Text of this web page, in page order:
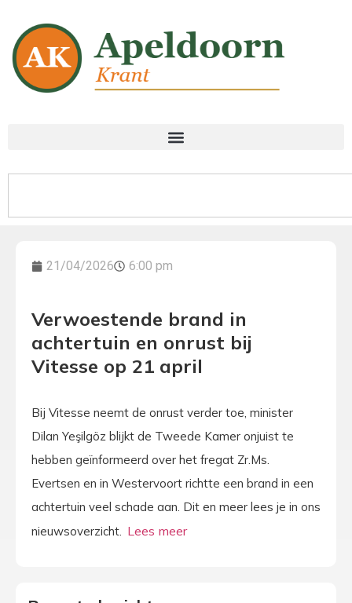
21/04/2026 6:00 pm
Verwoestende brand in
achtertuin en onrust bij
Vitesse op 21 april
Bij Vitesse neemt de onrust verder toe, minister
Dilan Yeşilgöz blijkt de Tweede Kamer onjuist te
hebben geïnformeerd over het fregat Zr.Ms.
Evertsen en in Westervoort richtte een brand in een
achtertuin veel schade aan. Dit en meer lees je in ons
nieuwsoverzicht.